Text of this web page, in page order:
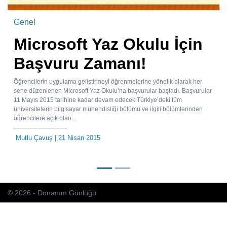
Genel
Microsoft Yaz Okulu İçin
Başvuru Zamanı!
Öğrencilerin uygulama geliştirmeyi öğrenmelerine yönelik olarak her
sene düzenlenen Microsoft Yaz Okulu’na başvurular başladı. Başvurular
11 Mayıs 2015 tarihine kadar devam edecek Türkiye’deki tüm
üniversitelerin bilgisayar mühendisliği bölümü ve ilgili bölümlerinden
öğrencilere açık olan...
Mutlu Çavuş | 21 Nisan 2015
© 2026 - Donanım Günlüğü